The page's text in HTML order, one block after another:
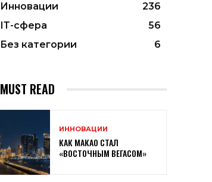
Инновации
236
ІТ-сфера
56
Без категории
6
MUST READ
ИННОВАЦИИ
КАК МАКАО СТАЛ
«ВОСТОЧНЫМ ВЕГАСОМ»